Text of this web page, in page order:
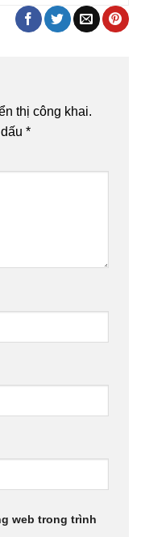
thị công khai.
*
web trong trình